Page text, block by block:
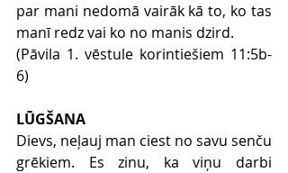
par mani nedomā vairāk kā to, ko tas
manī redz vai ko no manis dzird.
(Pāvila 1. vēstule korintiešiem 11:5b-
6)
LŪGŠANA
Dievs, neļauj man ciest no savu senču
grēkiem. Es zinu, ka viņu darbi